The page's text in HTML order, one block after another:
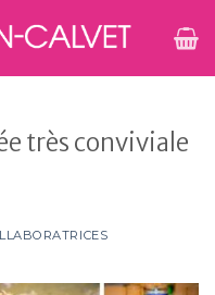
très conviviale